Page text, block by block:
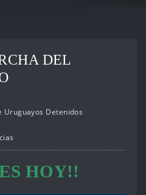
DEL
Uruguayos Detenidos
HOY!!